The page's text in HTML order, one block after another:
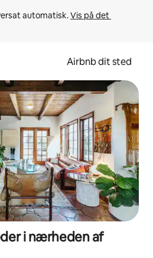
automatisk. Vis på det
Airbnb dit sted
i nærheden af